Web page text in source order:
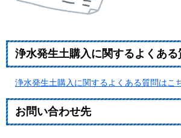
浄水発生土購入に関するよくある
浄水発生土購入に関するよくある質問はこ
お問い合わせ先